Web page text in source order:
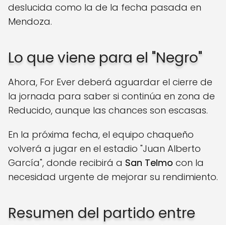
deslucida como la de la fecha pasada en
Mendoza.
Lo que viene para el "Negro"
Ahora, For Ever deberá aguardar el cierre de
la jornada para saber si continúa en zona de
Reducido, aunque las chances son escasas.
En la próxima fecha, el equipo chaqueño
volverá a jugar en el estadio "Juan Alberto
García", donde recibirá a San Telmo con la
necesidad urgente de mejorar su rendimiento.
Resumen del partido entre